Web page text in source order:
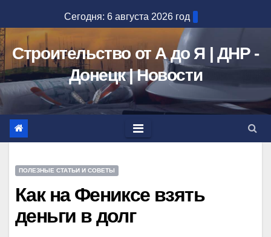
к
содержимому
Сегодня: 6 августа 2026 год
Строительство от А до Я | ДНР -
Донецк | Новости
ПОЛЕЗНЫЕ СТАТЬИ И СОВЕТЫ
Как на Фениксе взять
деньги в долг